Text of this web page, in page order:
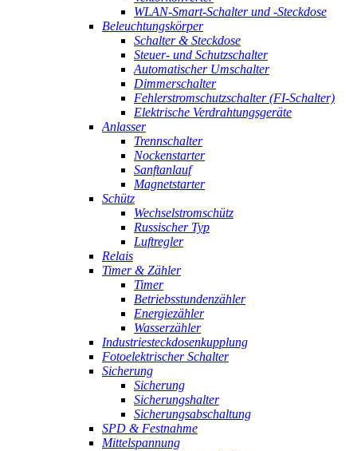
WLAN-Smart-Schalter und -Steckdose
Beleuchtungskörper
Schalter & Steckdose
Steuer- und Schutzschalter
Automatischer Umschalter
Dimmerschalter
Fehlerstromschutzschalter (FI-Schalter)
Elektrische Verdrahtungsgeräte
Anlasser
Trennschalter
Nockenstarter
Sanftanlauf
Magnetstarter
Schütz
Wechselstromschütz
Russischer Typ
Luftregler
Relais
Timer & Zähler
Timer
Betriebsstundenzähler
Energiezähler
Wasserzähler
Industriesteckdosenkupplung
Fotoelektrischer Schalter
Sicherung
Sicherung
Sicherungshalter
Sicherungsabschaltung
SPD & Festnahme
Mittelspannung